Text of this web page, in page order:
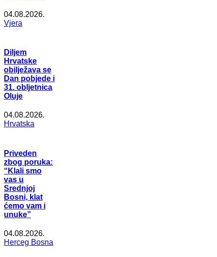
04.08.2026.
Vjera
Diljem
Hrvatske
obilježava se
Dan pobjede i
31. obljetnica
Oluje
04.08.2026.
Hrvatska
Priveden
zbog poruka:
“Klali smo
vas u
Srednjoj
Bosni, klat
ćemo vam i
unuke”
04.08.2026.
Herceg Bosna